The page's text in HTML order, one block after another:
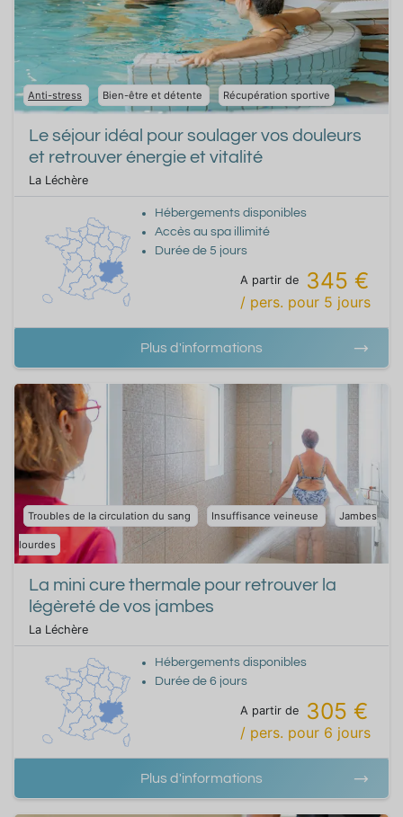
Anti-stress Bien-être et détente Récupération sportive
Le séjour idéal pour soulager vos douleurs
et retrouver énergie et vitalité
La Léchère
Hébergements disponibles
Accès au spa illimité
Durée de 5 jours
A partir de 345 €
/ pers. pour 5 jours
Plus d'informations
Troubles de la circulation du sang Insuffisance veineuse Jambes
lourdes
La mini cure thermale pour retrouver la
légèreté de vos jambes
La Léchère
Hébergements disponibles
Durée de 6 jours
A partir de 305 €
/ pers. pour 6 jours
Plus d'informations